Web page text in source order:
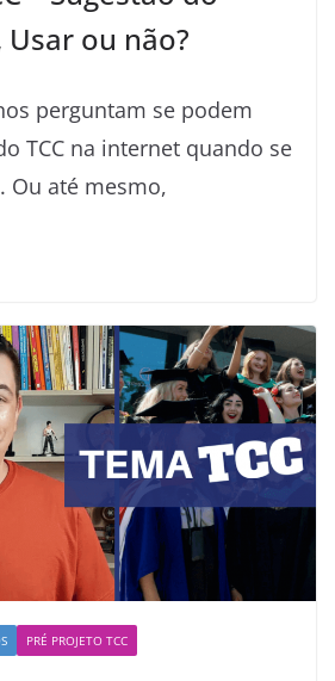
ou não?
perguntam se podem
TCC na internet quando se
Ou até mesmo,
PRÉ PROJETO TCC